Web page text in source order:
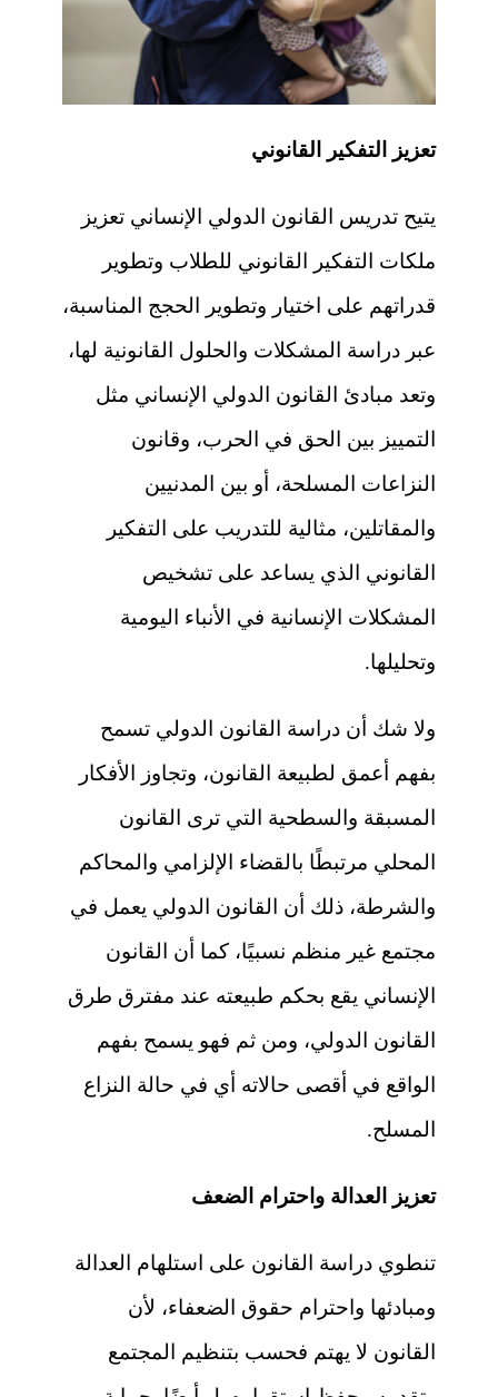
تعزيز التفكير القانوني
يتيح تدريس القانون الدولي الإنساني تعزيز
ملكات التفكير القانوني للطلاب وتطوير
قدراتهم على اختيار وتطوير الحجج المناسبة،
عبر دراسة المشكلات والحلول القانونية لها،
وتعد مبادئ القانون الدولي الإنساني مثل
التمييز بين الحق في الحرب، وقانون
النزاعات المسلحة، أو بين المدنيين
والمقاتلين، مثالية للتدريب على التفكير
القانوني الذي يساعد على تشخيص
المشكلات الإنسانية في الأنباء اليومية
وتحليلها.
ولا شك أن دراسة القانون الدولي تسمح
بفهم أعمق لطبيعة القانون، وتجاوز الأفكار
المسبقة والسطحية التي ترى القانون
المحلي مرتبطًا بالقضاء الإلزامي والمحاكم
والشرطة، ذلك أن القانون الدولي يعمل في
مجتمع غير منظم نسبيًا، كما أن القانون
الإنساني يقع بحكم طبيعته عند مفترق طرق
القانون الدولي، ومن ثم فهو يسمح بفهم
الواقع في أقصى حالاته أي في حالة النزاع
المسلح.
تعزيز العدالة واحترام الضعف
تنطوي دراسة القانون على استلهام العدالة
ومبادئها واحترام حقوق الضعفاء، لأن
القانون لا يهتم فحسب بتنظيم المجتمع